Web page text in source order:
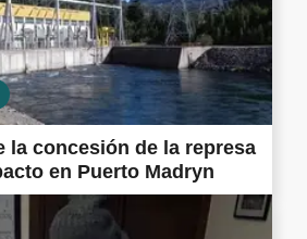
la concesión de la represa
en Puerto Madryn